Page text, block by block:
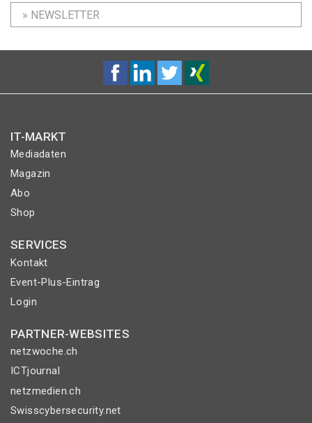
» NEWSLETTER
IT-MARKT
Mediadaten
Magazin
Abo
Shop
SERVICES
Kontakt
Event-Plus-Eintrag
Login
PARTNER-WEBSITES
netzwoche.ch
ICTjournal
netzmedien.ch
Swisscybersecurity.net